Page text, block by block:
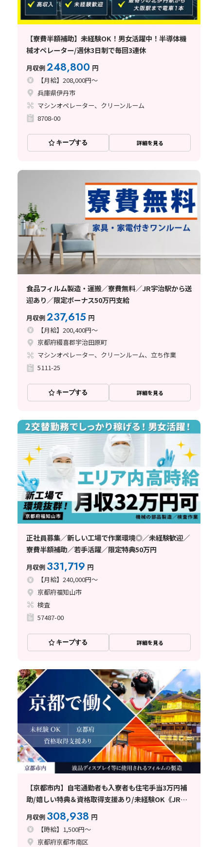
【寮費半額補助】未経験OK！男女活躍中！半導体機
械オペレーター/週休3日制で毎回3連休
月収例248,800 円
【月給】208,000円～
兵庫県伊丹市
マシンオペレーター、クリーンルーム
8708-00
キープする 詳細を見る
食品フィルム製造・運搬／寮費無料／JR宇治駅から送
迎あり／限定ボーナス50万円支給
月収例237,615 円
【月給】200,400円～
京都府綴喜郡宇治田原町
マシンオペレーター、クリーンルーム、立ち作業
5111-25
キープする 詳細を見る
正社員募集／新しい工場で作業環境◎／未経験歓迎／
寮費半額補助／若手活躍／限定特典50万円
月収例 331,719 円
【月給】240,000円～
京都府福知山市
検査
57487-00
キープする 詳細を見る
【京都市内】自宅通勤者も入寮者も住宅手当3万円補
助/嬉しい特典＆資格取得支援あり/未経験OK《JR京
都駅》《近鉄上鳥羽口駅》
月収例 308,938 円
【時給】1,500円～
京都府京都市南区